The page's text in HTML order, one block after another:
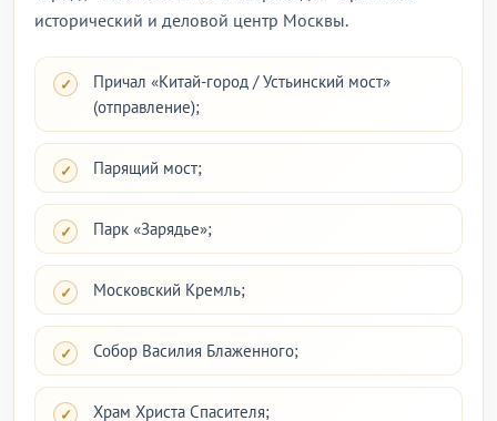
исторический и деловой центр Москвы.
Причал «Китай-город / Устьинский мост»
(отправление);
Парящий мост;
Парк «Зарядье»;
Московский Кремль;
Собор Василия Блаженного;
Храм Христа Спасителя;